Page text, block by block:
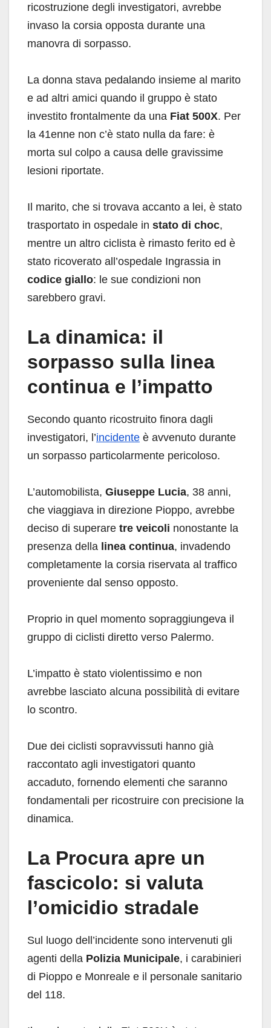
ricostruzione degli investigatori, avrebbe
invaso la corsia opposta durante una
manovra di sorpasso.
La donna stava pedalando insieme al marito
e ad altri amici quando il gruppo è stato
investito frontalmente da una Fiat 500X. Per
la 41enne non c’è stato nulla da fare: è
morta sul colpo a causa delle gravissime
lesioni riportate.
Il marito, che si trovava accanto a lei, è stato
trasportato in ospedale in stato di choc,
mentre un altro ciclista è rimasto ferito ed è
stato ricoverato all’ospedale Ingrassia in
codice giallo: le sue condizioni non
sarebbero gravi.
La dinamica: il
sorpasso sulla linea
continua e l’impatto
Secondo quanto ricostruito finora dagli
investigatori, l’incidente è avvenuto durante
un sorpasso particolarmente pericoloso.
L’automobilista, Giuseppe Lucia, 38 anni,
che viaggiava in direzione Pioppo, avrebbe
deciso di superare tre veicoli nonostante la
presenza della linea continua, invadendo
completamente la corsia riservata al traffico
proveniente dal senso opposto.
Proprio in quel momento sopraggiungeva il
gruppo di ciclisti diretto verso Palermo.
L’impatto è stato violentissimo e non
avrebbe lasciato alcuna possibilità di evitare
lo scontro.
Due dei ciclisti sopravvissuti hanno già
raccontato agli investigatori quanto
accaduto, fornendo elementi che saranno
fondamentali per ricostruire con precisione la
dinamica.
La Procura apre un
fascicolo: si valuta
l’omicidio stradale
Sul luogo dell’incidente sono intervenuti gli
agenti della Polizia Municipale, i carabinieri
di Pioppo e Monreale e il personale sanitario
del 118.